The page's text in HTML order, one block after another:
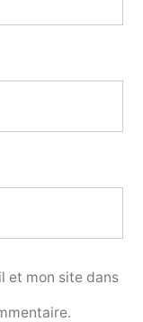
et mon site dans